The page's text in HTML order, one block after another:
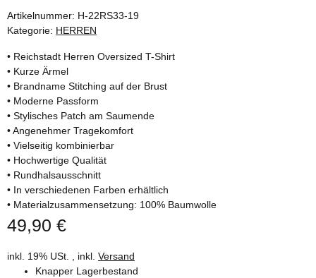
Artikelnummer: H-22RS33-19
Kategorie: HERREN
• Reichstadt Herren Oversized T-Shirt
• Kurze Ärmel
• Brandname Stitching auf der Brust
• Moderne Passform
• Stylisches Patch am Saumende
• Angenehmer Tragekomfort
• Vielseitig kombinierbar
• Hochwertige Qualität
• Rundhalsausschnitt
• In verschiedenen Farben erhältlich
• Materialzusammensetzung: 100% Baumwolle
49,90 €
inkl. 19% USt. , inkl. Versand
Knapper Lagerbestand